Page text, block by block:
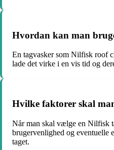
Hvordan kan man
En tagvasker som Nilfisk roof
lade det virke i en vis tid og
Hvilke faktorer skal
Når man skal vælge en Nilfisk
brugervenlighed og eventuelle
taget.